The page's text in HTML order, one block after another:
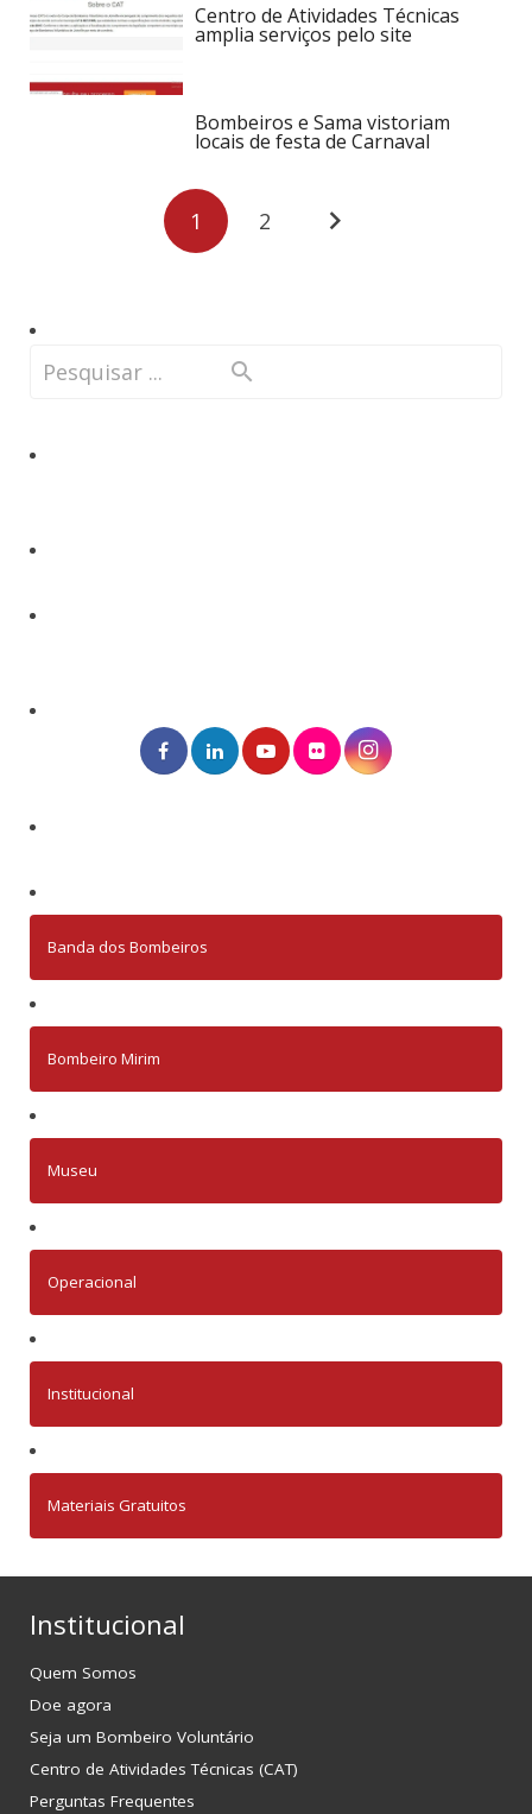
Centro de Atividades Técnicas
amplia serviços pelo site
Bombeiros e Sama vistoriam
locais de festa de Carnaval
1 2
Banda dos Bombeiros
Bombeiro Mirim
Museu
Operacional
Institucional
Materiais Gratuitos
Institucional
Quem Somos
Doe agora
Seja um Bombeiro Voluntário
Centro de Atividades Técnicas (CAT)
Perguntas Frequentes